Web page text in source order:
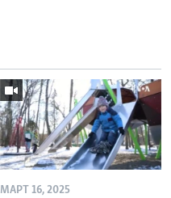
МАРТ 16, 2025